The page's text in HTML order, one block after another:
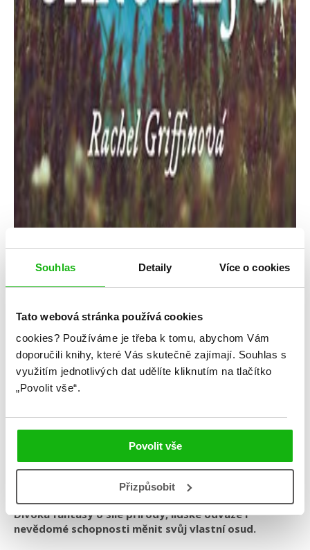
Souhlas Detaily Více o cookies
Tato webová stránka používá cookies
cookies? Používáme je třeba k tomu, abychom Vám
doporučili knihy, které Vás skutečně zajímají. Souhlas s
využitím jednotlivých dat udělíte kliknutím na tlačítko
„Povolit vše“.
Povolit vše
Přizpůsobit
Období čarodějů
Rachel Griffin
#českáobálka #magie #obdobíčarodějů
#rachelgriffin
Divoká fantasy o síle přírody, lidské odvaze i
nevědomé schopnosti měnit svůj vlastní osud.